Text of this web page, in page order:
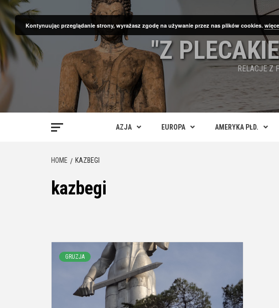
Skip
to
content
"Z
RELACJE Z
AZJA EUROPA AMERYKA PŁD.
HOME KAZBEGI
kazbegi
GRUZJA
Kontynuując przeglądanie strony, wyrażasz zgodę na używanie przez nas plików cookies.